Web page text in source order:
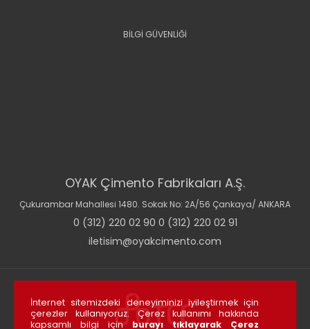
BİLGİ GÜVENLİĞİ
OYAK Çimento Fabrikaları A.Ş.
Çukurambar Mahallesi 1480. Sokak No: 2A/56 Çankaya/ ANKARA
0 (312) 220 02 90 0 (312) 220 02 91
iletisim@oyakcimento.com
İnternet sitemizdeki deneyiminizi iyileştirmek için
çerezler kullanıyoruz. Çerez kullanımı hakkında
kapsamlı bilgi için burayı tıklayarak Çerez